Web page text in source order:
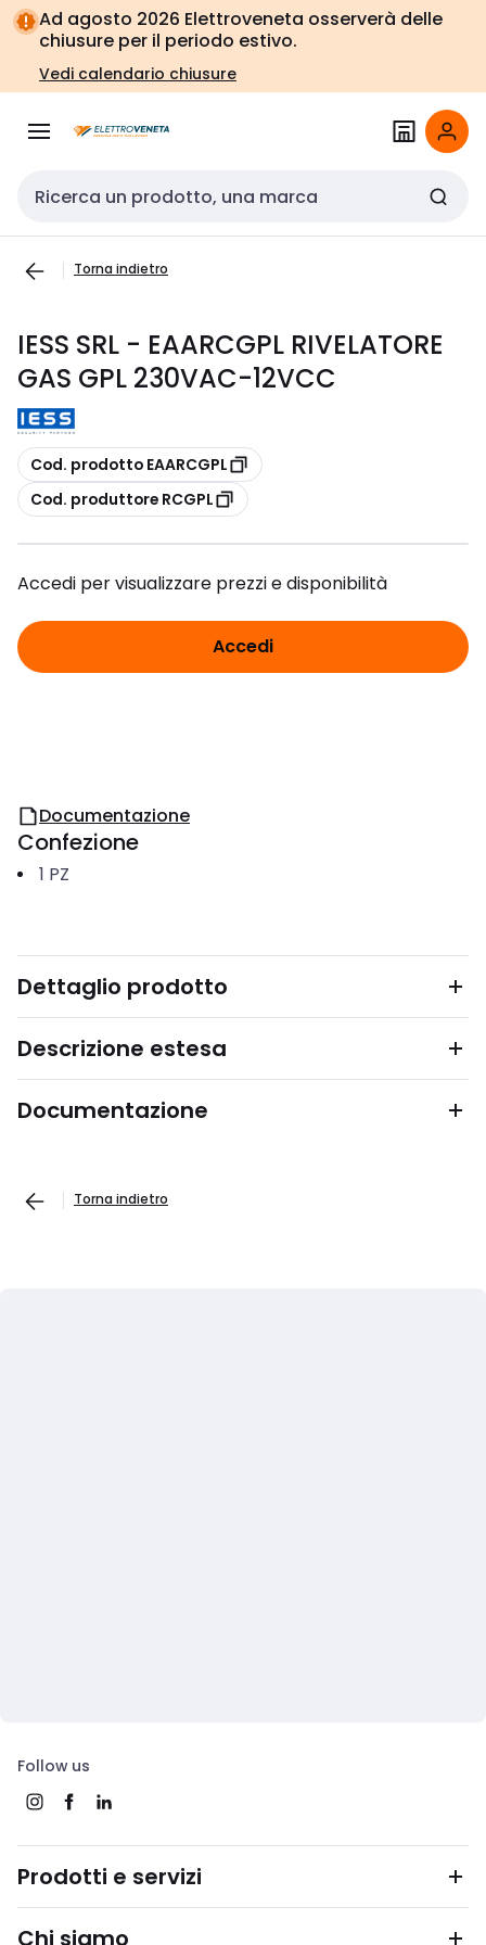
Vai alla
navigazione
Vai
alla
pagina
Ad agosto 2026 Elettroveneta osserverà delle
chiusure per il periodo estivo.
Vedi calendario chiusure
Cerca input
Torna indietro
IESS SRL - EAARCGPL RIVELATORE
GAS GPL 230VAC-12VCC
copia
Cod. prodotto EAARCGPL
copia
Cod. produttore RCGPL
Accedi per visualizzare prezzi e disponibilità
Accedi
Documentazione
Confezione
1 PZ
Dettaglio prodotto
Descrizione estesa
Documentazione
Torna indietro
Follow us
Prodotti e servizi
Chi siamo